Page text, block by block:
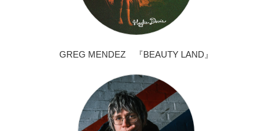
GREG MENDEZ 『BEAUTY LAND』